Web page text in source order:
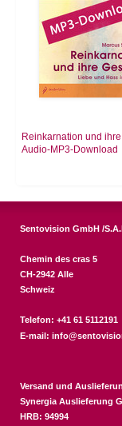
Reinkarnation und
Audio-MP3-Download
Sentovision GmbH /
Chemin des cras 5
CH-2942 Alle
Schweiz
Telefon: +41 61 5112191
E-mail:
Versand und
Synergia Auslieferung
HRB: 94994